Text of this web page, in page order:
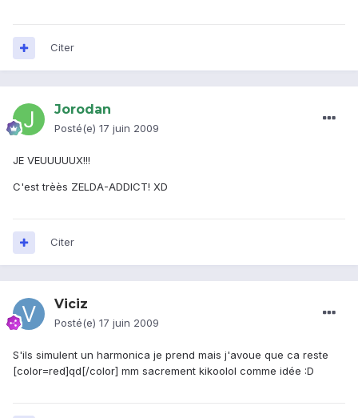
Citer
Jorodan
Posté(e) 17 juin 2009
JE VEUUUUUX!!!
C'est trèès ZELDA-ADDICT! XD
Citer
Viciz
Posté(e) 17 juin 2009
S'ils simulent un harmonica je prend mais j'avoue que ca reste
[color=red]qd[/color] mm sacrement kikoolol comme idée :D